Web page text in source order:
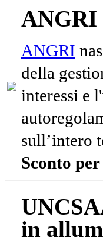
ANGRI
ANGRI
della
interessi e
sull’intero
Sconto
in